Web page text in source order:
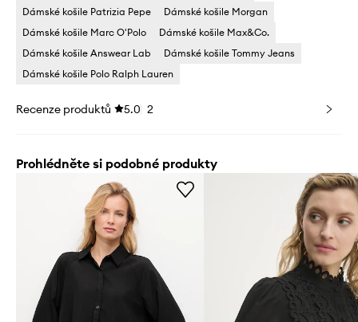
Dámské košile Patrizia Pepe
Dámské košile Morgan
Dámské košile Marc O'Polo
Dámské košile Max&Co.
Dámské košile Answear Lab
Dámské košile Tommy Jeans
Dámské košile Polo Ralph Lauren
Recenze produktů 5.0 2
Prohlédněte si podobné produkty